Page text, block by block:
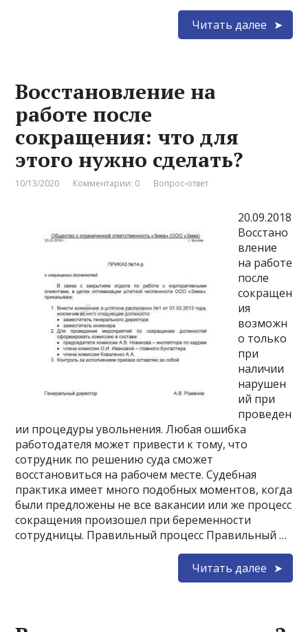
Читать далее
Восстановление на
работе после
сокращения: что для
этого нужно сделать?
10/13/2020 Комментарии: 0 Вопрос-ответ
20.09.2018
Восстано
вление
на работе
после
сокращен
ия
возможн
о только
при
наличии
нарушен
ий при
проведен
ии процедуры увольнения. Любая ошибка
работодателя может привести к тому, что
сотрудник по решению суда сможет
восстановиться на рабочем месте. Судебная
практика имеет много подобных моментов, когда
были предложены не все вакансии или же процесс
сокращения произошел при беременности
сотрудницы. Правильный процесс Правильный …
Читать далее